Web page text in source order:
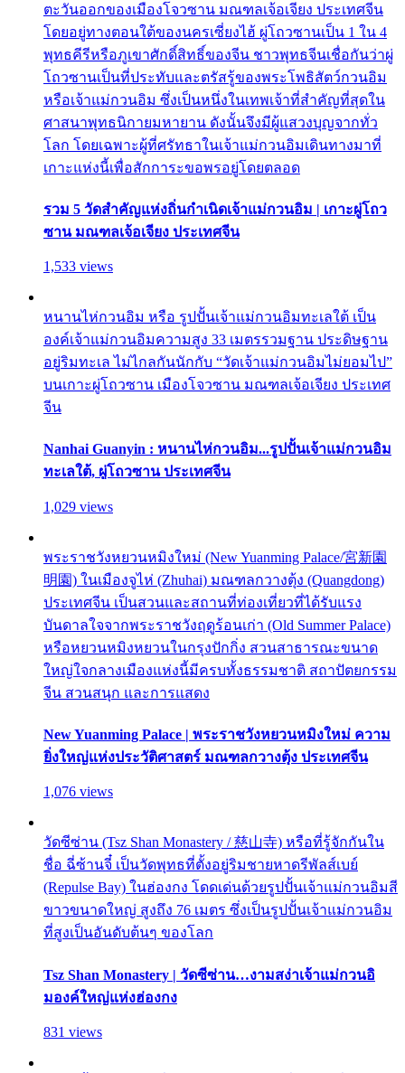
ตะวันออกของเมืองโจวซาน มณฑลเจ้อเจียง ประเทศจีน
โดยอยู่ทางตอนใต้ของนครเซี่ยงไฮ้ ผู่โถวซานเป็น 1 ใน 4
พุทธคีรีหรือภูเขาศักดิ์สิทธิ์ของจีน ชาวพุทธจีนเชื่อกันว่าผู่
โถวซานเป็นที่ประทับและตรัสรู้ของพระโพธิสัตว์กวนอิม
หรือเจ้าแม่กวนอิม ซึ่งเป็นหนึ่งในเทพเจ้าที่สำคัญที่สุดใน
ศาสนาพุทธนิกายมหายาน ดังนั้นจึงมีผู้แสวงบุญจากทั่ว
โลก โดยเฉพาะผู้ที่ศรัทธาในเจ้าแม่กวนอิมเดินทางมาที่
เกาะแห่งนี้เพื่อสักการะขอพรอยู่โดยตลอด
รวม 5 วัดสำคัญแห่งถิ่นกำเนิดเจ้าแม่กวนอิม | เกาะผู่โถว
ซาน มณฑลเจ้อเจียง ประเทศจีน
1,533 views
หนานไห่กวนอิม หรือ รูปปั้นเจ้าแม่กวนอิมทะเลใต้ เป็น
องค์เจ้าแม่กวนอิมความสูง 33 เมตรรวมฐาน ประดิษฐาน
อยู่ริมทะเล ไม่ไกลกันนักกับ “วัดเจ้าแม่กวนอิมไม่ยอมไป”
บนเกาะผู่โถวซาน เมืองโจวซาน มณฑลเจ้อเจียง ประเทศ
จีน
Nanhai Guanyin : หนานไห่กวนอิม...รูปปั้นเจ้าแม่กวนอิม
ทะเลใต้, ผู่โถวซาน ประเทศจีน
1,029 views
พระราชวังหยวนหมิงใหม่ (New Yuanming Palace/宮新園
明園) ในเมืองจูไห่ (Zhuhai) มณฑลกวางตุ้ง (Quangdong)
ประเทศจีน เป็นสวนและสถานที่ท่องเที่ยวที่ได้รับแรง
บันดาลใจจากพระราชวังฤดูร้อนเก่า (Old Summer Palace)
หรือหยวนหมิงหยวนในกรุงปักกิ่ง สวนสาธารณะขนาด
ใหญ่ใจกลางเมืองแห่งนี้มีครบทั้งธรรมชาติ สถาปัตยกรรม
จีน สวนสนุก และการแสดง
New Yuanming Palace | พระราชวังหยวนหมิงใหม่ ความ
ยิ่งใหญ่แห่งประวัติศาสตร์ มณฑลกวางตุ้ง ประเทศจีน
1,076 views
วัดซีซ่าน (Tsz Shan Monastery / 慈山寺) หรือที่รู้จักกันใน
ชื่อ ฉี่ซ้านจี๋ เป็นวัดพุทธที่ตั้งอยู่ริมชายหาดรีพัลส์เบย์
(Repulse Bay) ในฮ่องกง โดดเด่นด้วยรูปปั้นเจ้าแม่กวนอิมสี
ขาวขนาดใหญ่ สูงถึง 76 เมตร ซึ่งเป็นรูปปั้นเจ้าแม่กวนอิม
ที่สูงเป็นอันดับต้นๆ ของโลก
Tsz Shan Monastery | วัดซีซ่าน…งามสง่าเจ้าแม่กวนอิ
มองค์ใหญ่แห่งฮ่องกง
831 views